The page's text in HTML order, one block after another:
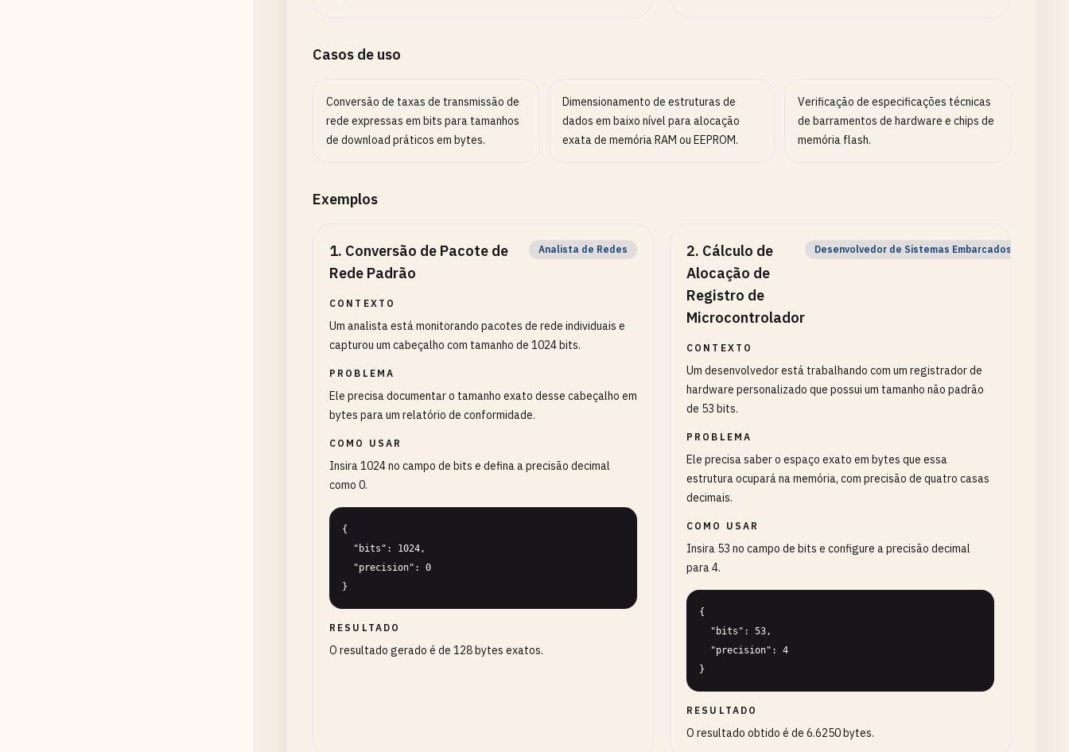
Casos de uso
Conversão de taxas de transmissão de
rede expressas em bits para tamanhos
de download práticos em bytes.
Dimensionamento de estruturas de
dados em baixo nível para alocação
exata de memória RAM ou EEPROM.
Verificação de especificações técnicas
de barramentos de hardware e chips de
memória flash.
Exemplos
1. Conversão de Pacote de
Rede Padrão
Analista de Redes
CONTEXTO
Um analista está monitorando pacotes de rede individuais e
capturou um cabeçalho com tamanho de 1024 bits.
PROBLEMA
Ele precisa documentar o tamanho exato desse cabeçalho em
bytes para um relatório de conformidade.
COMO USAR
Insira 1024 no campo de bits e defina a precisão decimal
como 0.
{
}
RESULTADO
O resultado gerado é de 128 bytes exatos.
2. Cálculo de
Alocação de
Registro de
Microcontrolador
Desenvolvedor de Sistemas Embarcados
CONTEXTO
Um desenvolvedor está trabalhando com um registrador de
hardware personalizado que possui um tamanho não padrão
de 53 bits.
PROBLEMA
Ele precisa saber o espaço exato em bytes que essa
estrutura ocupará na memória, com precisão de quatro casas
decimais.
COMO USAR
Insira 53 no campo de bits e configure a precisão decimal
para 4.
{
}
RESULTADO
O resultado obtido é de 6.6250 bytes.